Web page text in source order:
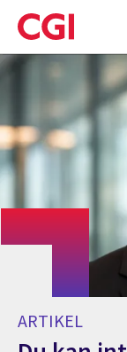
Skip
to
main
ARTIKEL